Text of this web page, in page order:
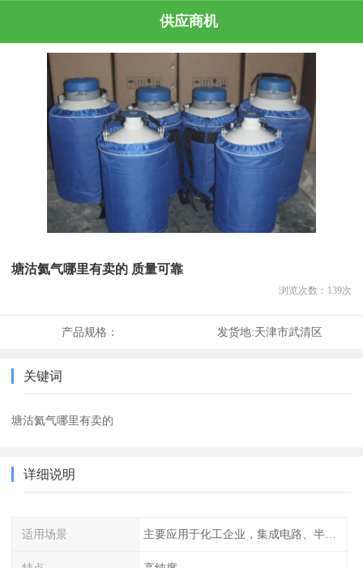
供应商机
塘沽氦气哪里有卖的 质量可靠
浏览次数： 139次
产品规格： 发货地:天津市武清区
关键词
塘沽氦气哪里有卖的
详细说明
适用场景 主要应用于化工企业，集成电路、半导体、光伏电池